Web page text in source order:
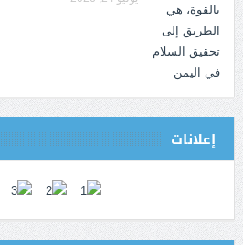
إعلانات